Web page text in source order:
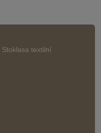
Stoklasa textilní